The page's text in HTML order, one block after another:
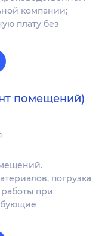
компании;
плату без
помещений)
погрузка
при